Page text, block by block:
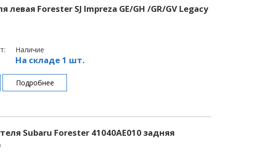
левая Forester SJ Impreza GE/GH /GR/GV Legacy
Наличие
На складе 1 шт.
Подробнее
Subaru Forester 41040AE010 задняя